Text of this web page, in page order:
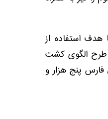
استفاده از
طرح الگوی کشت
پنج هزار و